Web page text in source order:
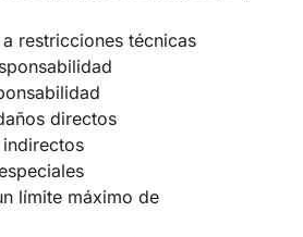
restricciones técnicas
directos
límite máximo de